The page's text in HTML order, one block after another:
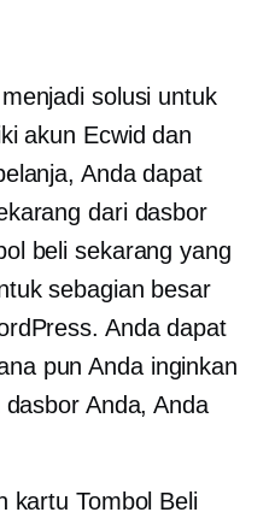
solusi untuk
akun Ecwid dan
Anda dapat
dari dasbor
beli sekarang yang
sebagian besar
Anda dapat
pun Anda inginkan
Anda, Anda
kartu Tombol Beli